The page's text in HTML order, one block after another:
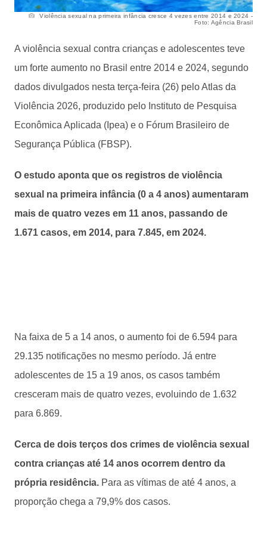
Violência sexual na primeira infância cresce 4 vezes entre 2014 e 2024 -
Foto: Agência Brasil
A violência sexual contra crianças e adolescentes teve
um forte aumento no Brasil entre 2014 e 2024, segundo
dados divulgados nesta terça-feira (26) pelo Atlas da
Violência 2026, produzido pelo Instituto de Pesquisa
Econômica Aplicada (Ipea) e o Fórum Brasileiro de
Segurança Pública (FBSP).
O estudo aponta que os registros de violência
sexual na primeira infância (0 a 4 anos) aumentaram
mais de quatro vezes em 11 anos, passando de
1.671 casos, em 2014, para 7.845, em 2024.
Na faixa de 5 a 14 anos, o aumento foi de 6.594 para
29.135 notificações no mesmo período. Já entre
adolescentes de 15 a 19 anos, os casos também
cresceram mais de quatro vezes, evoluindo de 1.632
para 6.869.
Cerca de dois terços dos crimes de violência sexual
contra crianças até 14 anos ocorrem dentro da
própria residência. Para as vítimas de até 4 anos, a
proporção chega a 79,9% dos casos.